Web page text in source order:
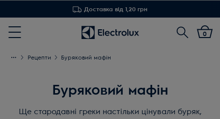
Доставка від 1,20 грн
Menu
Пошук
0
Рецепти Буряковий мафін
Буряковий мафін
Ще стародавні греки настільки цінували буряк,